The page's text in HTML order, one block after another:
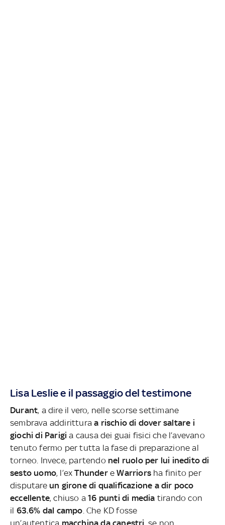
Lisa Leslie e il passaggio del testimone
Durant, a dire il vero, nelle scorse settimane
sembrava addiritturaa rischio di dover saltare i
giochi di Parigi a causa dei guai fisici che l’avevano
tenuto fermo per tutta la fase di preparazione al
torneo. Invece, partendo nel ruolo per lui inedito di
sesto uomo, l’exThundereWarriors ha finito per
disputare un girone di qualificazione a dir poco
eccellente, chiuso a16 punti di media tirando con
il 63.6% dal campo . Che KD fosse
un’autentica macchina da canestri , se non